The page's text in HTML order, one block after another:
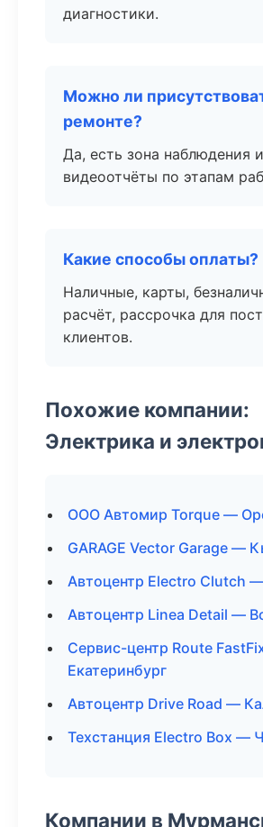
диагностики.
Можно ли
ремонте?
Да, есть зона наблюдения
видеоотчёты по этапам
Какие способы оплаты?
Наличные, карты,
расчёт, рассрочка для
клиентов.
Похожие компании:
Электрика и
ООО Автомир Torque —
GARAGE Vector Garage —
Автоцентр Electro Clutch
Автоцентр Linea Detail —
Сервис-центр Route
Екатеринбург
Автоцентр Drive Road —
Техстанция Electro Box —
Компании в